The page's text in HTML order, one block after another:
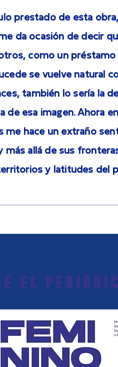
prestado de esta obra,
da ocasión de decir
como un
se vuelve natural
también lo sería la
de esa imagen. Ahora
me hace un extraño
más allá de sus
y latitudes del
el